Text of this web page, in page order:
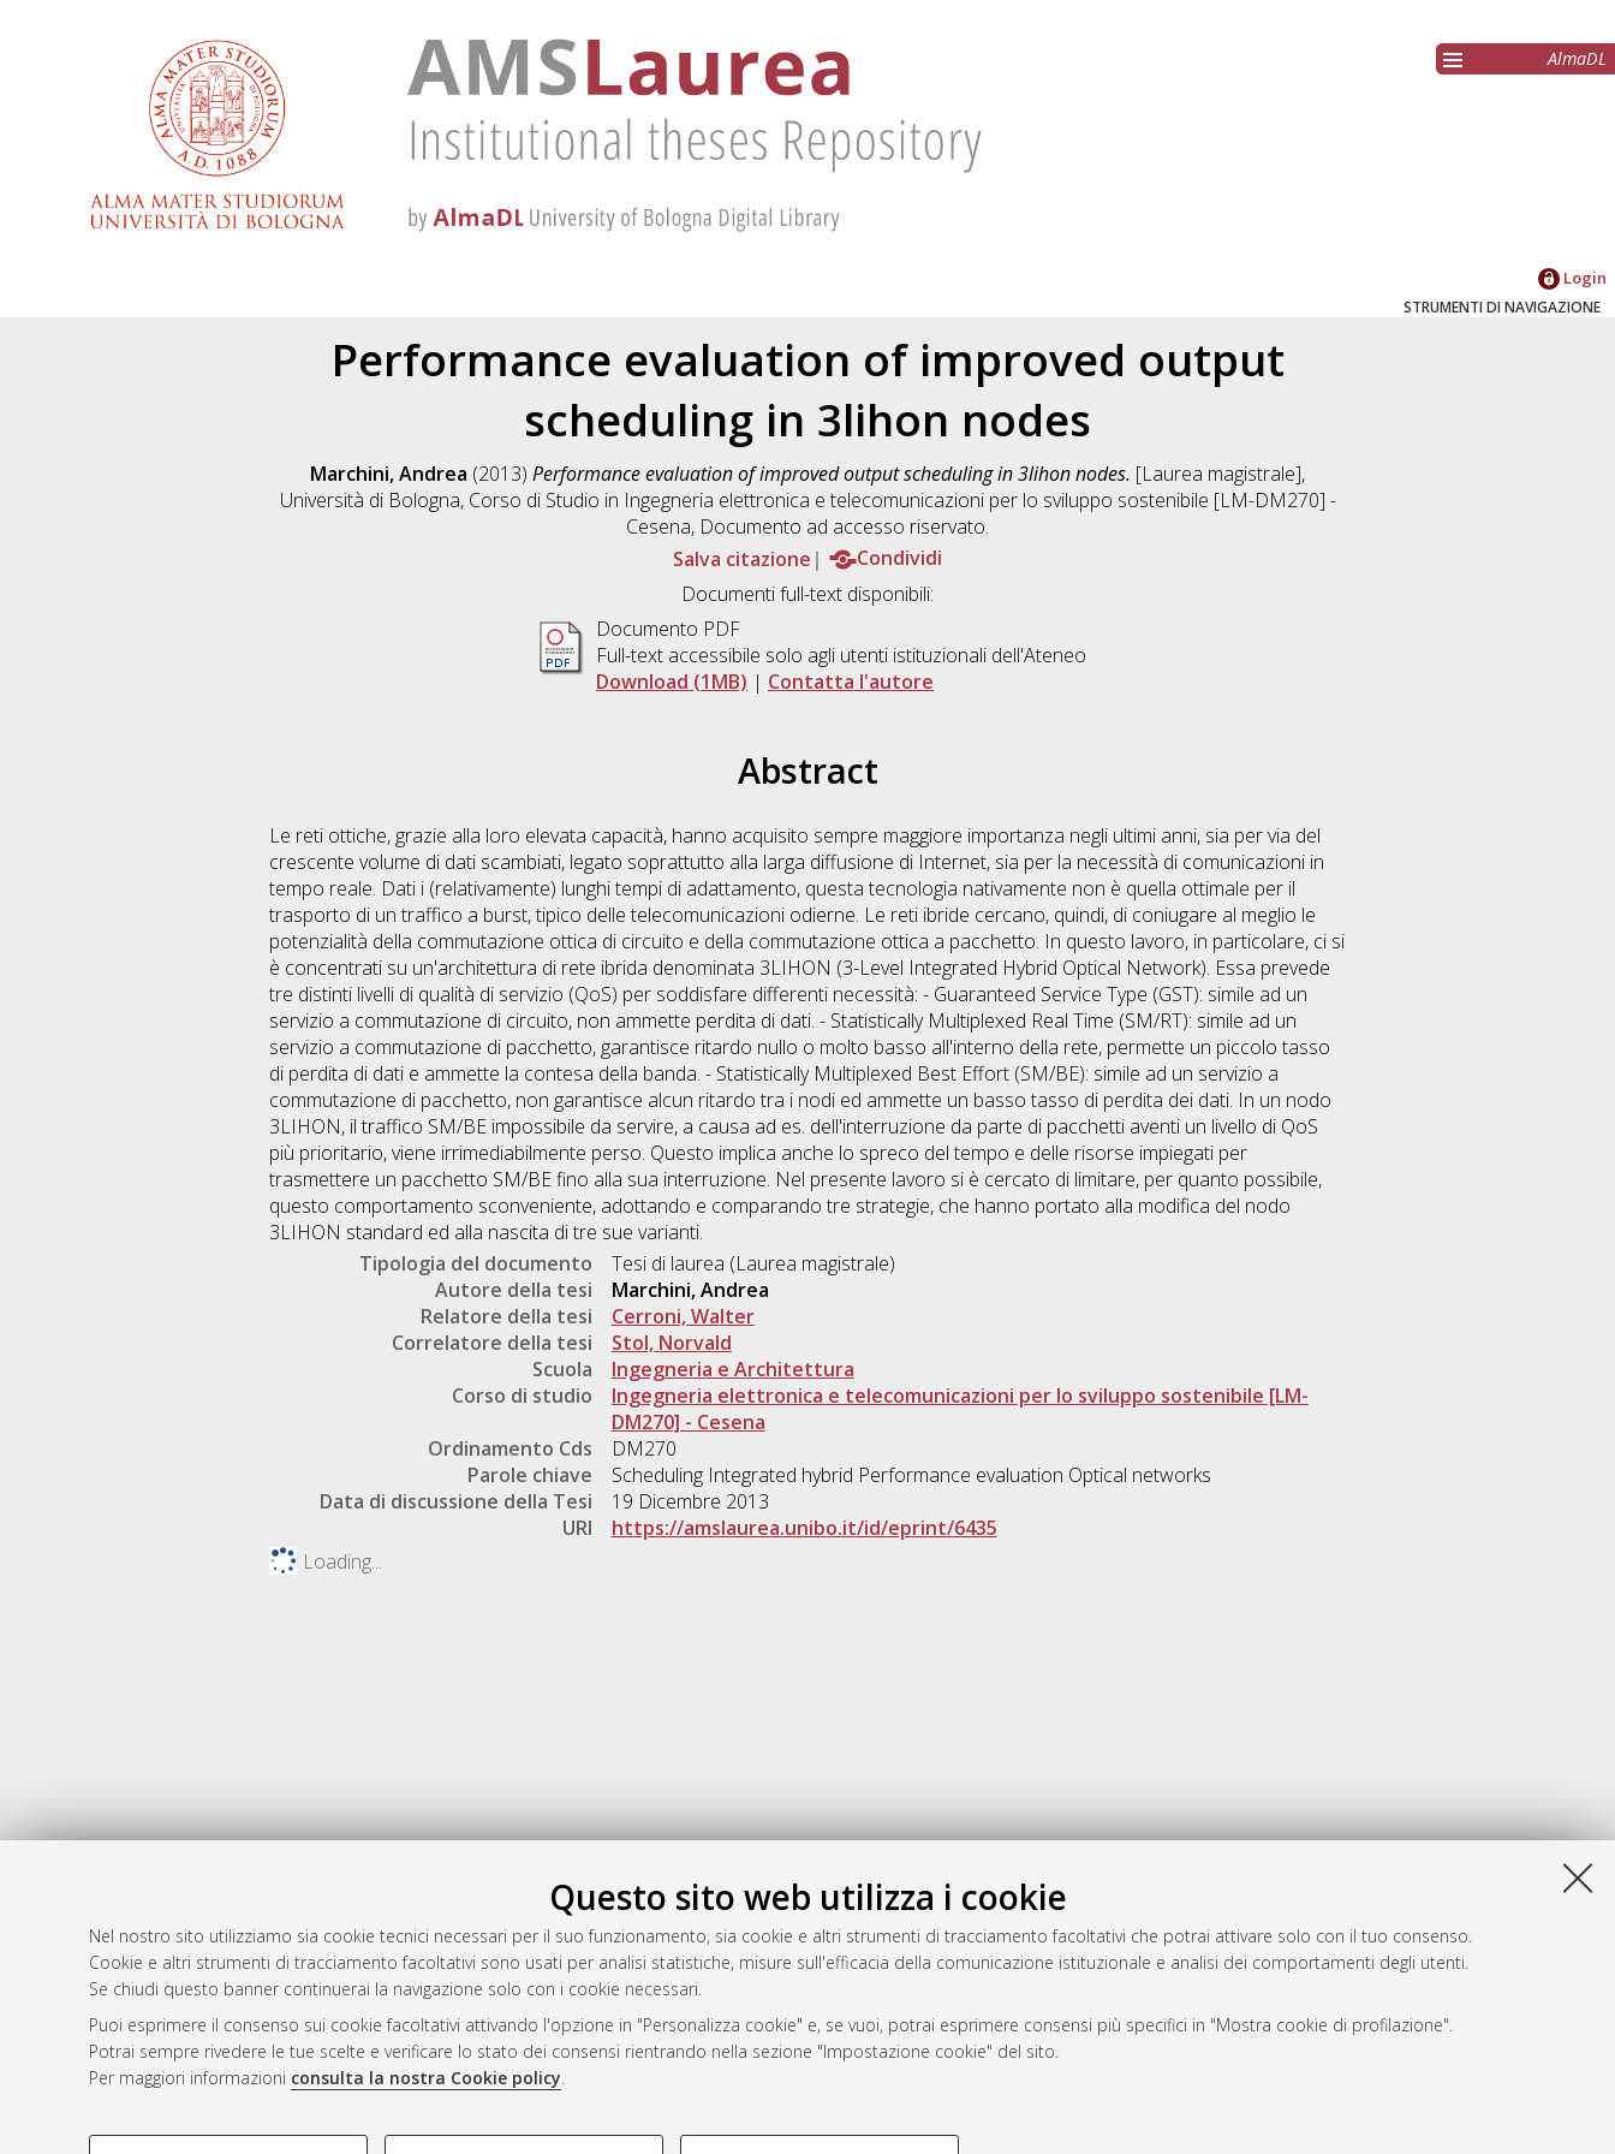
Questo sito web utilizza i cookie
Nel nostro sito utilizziamo sia cookie tecnici necessari per il suo funzionamento, sia cookie e altri strumenti di tracciamento facoltativi che potrai attivare solo con il tuo consenso.
Cookie e altri strumenti di tracciamento facoltativi sono usati per analisi statistiche, misure sull'efficacia della comunicazione istituzionale e analisi dei comportamenti degli utenti.
Se chiudi questo banner continuerai la navigazione solo con i cookie necessari.
Puoi esprimere il consenso sui cookie facoltativi attivando l'opzione in "Personalizza cookie" e, se vuoi, potrai esprimere consensi più specifici in "Mostra cookie di profilazione".
Potrai sempre rivedere le tue scelte e verificare lo stato dei consensi rientrando nella sezione "Impostazione cookie" del sito.
Per maggiori informazioni consulta la nostra Cookie policy.
COOKIE DI PROFILAZIONE - FACOLTATIVI COOKIE TECNICI - NECESSARI
AlmaDL
Login
STRUMENTI DI NAVIGAZIONE
Performance evaluation of improved output
scheduling in 3lihon nodes
Marchini, Andrea (2013) Performance evaluation of improved output scheduling in 3lihon nodes. [Laurea magistrale],
Università di Bologna, Corso di Studio in Ingegneria elettronica e telecomunicazioni per lo sviluppo sostenibile [LM-DM270] -
Cesena, Documento ad accesso riservato.
Salva citazione
Condividi
Documenti full-text disponibili:
Documento PDF
Full-text accessibile solo agli utenti istituzionali dell'Ateneo
Download (1MB) | Contatta l'autore
Abstract
Le reti ottiche, grazie alla loro elevata capacità, hanno acquisito sempre maggiore importanza negli ultimi anni, sia per via del
crescente volume di dati scambiati, legato soprattutto alla larga diffusione di Internet, sia per la necessità di comunicazioni in
tempo reale. Dati i (relativamente) lunghi tempi di adattamento, questa tecnologia nativamente non è quella ottimale per il
trasporto di un traffico a burst, tipico delle telecomunicazioni odierne. Le reti ibride cercano, quindi, di coniugare al meglio le
potenzialità della commutazione ottica di circuito e della commutazione ottica a pacchetto. In questo lavoro, in particolare, ci si
è concentrati su un'architettura di rete ibrida denominata 3LIHON (3-Level Integrated Hybrid Optical Network). Essa prevede
tre distinti livelli di qualità di servizio (QoS) per soddisfare differenti necessità: - Guaranteed Service Type (GST): simile ad un
servizio a commutazione di circuito, non ammette perdita di dati. - Statistically Multiplexed Real Time (SM/RT): simile ad un
servizio a commutazione di pacchetto, garantisce ritardo nullo o molto basso all'interno della rete, permette un piccolo tasso
di perdita di dati e ammette la contesa della banda. - Statistically Multiplexed Best Effort (SM/BE): simile ad un servizio a
commutazione di pacchetto, non garantisce alcun ritardo tra i nodi ed ammette un basso tasso di perdita dei dati. In un nodo
3LIHON, il traffico SM/BE impossibile da servire, a causa ad es. dell'interruzione da parte di pacchetti aventi un livello di QoS
più prioritario, viene irrimediabilmente perso. Questo implica anche lo spreco del tempo e delle risorse impiegati per
trasmettere un pacchetto SM/BE fino alla sua interruzione. Nel presente lavoro si è cercato di limitare, per quanto possibile,
questo comportamento sconveniente, adottando e comparando tre strategie, che hanno portato alla modifica del nodo
3LIHON standard ed alla nascita di tre sue varianti.
Tipologia del documento
Tesi di laurea (Laurea magistrale)
Autore della tesi
Marchini, Andrea
Relatore della tesi
Cerroni, Walter
Correlatore della tesi
Stol, Norvald
Scuola
Ingegneria e Architettura
Corso di studio
Ingegneria elettronica e telecomunicazioni per lo sviluppo sostenibile [LM-
DM270] - Cesena
Ordinamento Cds
DM270
Parole chiave
Scheduling Integrated hybrid Performance evaluation Optical networks
Data di discussione della Tesi
19 Dicembre 2013
URI
https://amslaurea.unibo.it/id/eprint/6435
Loading...
Gestione del documento:
Atom
Rss 1.0
Rss 2.0
AMS Laurea
Servizio implementato e gestito da
Impostazioni Cookie
Informativa sulla privacy
Condizioni d’uso del sito